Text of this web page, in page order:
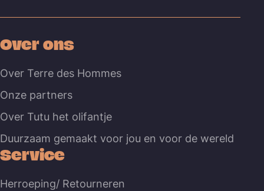
Over ons
Over Terre des Hommes
Onze partners
Over Tutu het olifantje
Duurzaam gemaakt voor jou en voor de wereld
Service
Herroeping/ Retourneren